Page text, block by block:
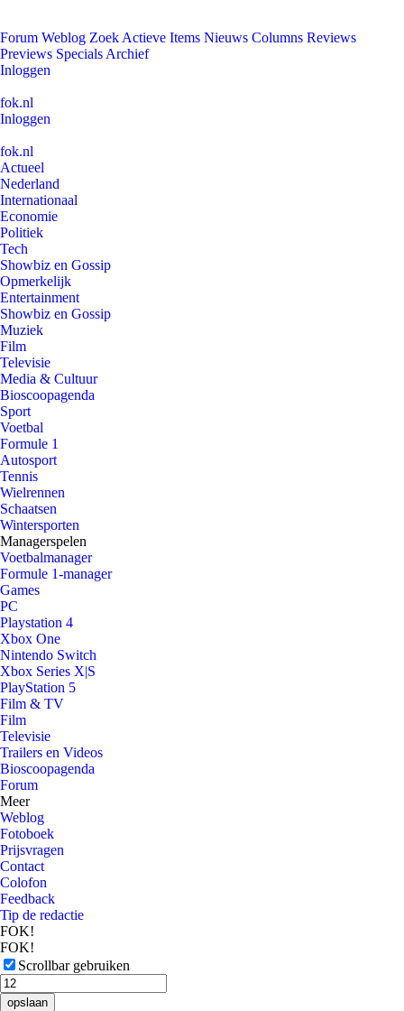
Forum Weblog Zoek Actieve Items Nieuws Columns Reviews
Previews Specials Archief
Inloggen
fok.nl
Inloggen
fok.nl
Actueel
Nederland
Internationaal
Economie
Politiek
Tech
Showbiz en Gossip
Opmerkelijk
Entertainment
Showbiz en Gossip
Muziek
Film
Televisie
Media & Cultuur
Bioscoopagenda
Sport
Voetbal
Formule 1
Autosport
Tennis
Wielrennen
Schaatsen
Wintersporten
Managerspelen
Voetbalmanager
Formule 1-manager
Games
PC
Playstation 4
Xbox One
Nintendo Switch
Xbox Series X|S
PlayStation 5
Film & TV
Film
Televisie
Trailers en Videos
Bioscoopagenda
Forum
Meer
Weblog
Fotoboek
Prijsvragen
Contact
Colofon
Feedback
Tip de redactie
FOK!
FOK!
Scrollbar gebruiken
opslaan